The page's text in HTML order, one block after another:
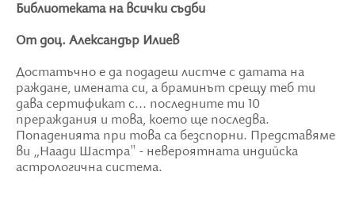
Библиотеката на всички съдби
От доц. Александър Илиев
Достатъчно е да подадеш листче с датата на
раждане, имената си, а браминът срещу теб ти
дава сертификат с... последните ти 10
прераждания и това, което ще последва.
Попаденията при това са безспорни. Представяме
ви „Наади Шастра" - невероятната индийска
астрологична система.